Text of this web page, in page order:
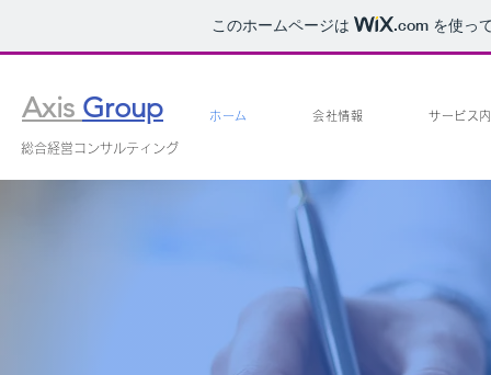
このホームページは .com を使っ
Axis Group ホーム 会社情報 サービス
総合経営コンサルティング